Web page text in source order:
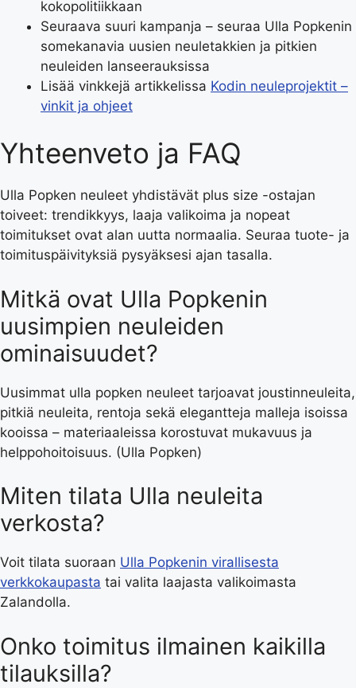
kokopolitiikkaan
Seuraava suuri kampanja – seuraa Ulla Popkenin
somekanavia uusien neuletakkien ja pitkien
neuleiden lanseerauksissa
Lisää vinkkejä artikkelissa Kodin neuleprojektit –
vinkit ja ohjeet
Yhteenveto ja FAQ
Ulla Popken neuleet yhdistävät plus size -ostajan
toiveet: trendikkyys, laaja valikoima ja nopeat
toimitukset ovat alan uutta normaalia. Seuraa tuote- ja
toimituspäivityksiä pysyäksesi ajan tasalla.
Mitkä ovat Ulla Popkenin
uusimpien neuleiden
ominaisuudet?
Uusimmat ulla popken neuleet tarjoavat joustinneuleita,
pitkiä neuleita, rentoja sekä elegantteja malleja isoissa
kooissa – materiaaleissa korostuvat mukavuus ja
helppohoitoisuus. (Ulla Popken)
Miten tilata Ulla neuleita
verkosta?
Voit tilata suoraan Ulla Popkenin virallisesta
verkkokaupasta tai valita laajasta valikoimasta
Zalandolla.
Onko toimitus ilmainen kaikilla
tilauksilla?